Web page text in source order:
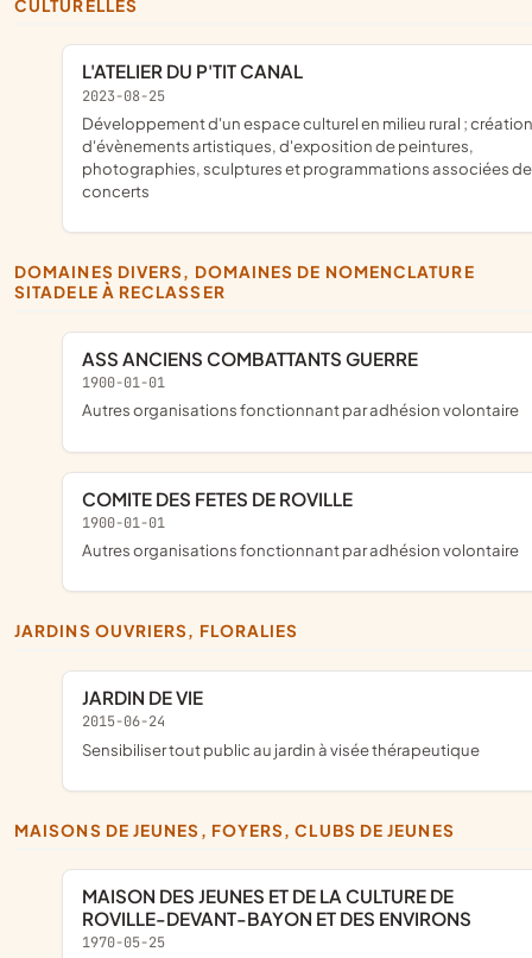
CULTURELLES
L'ATELIER DU P'TIT CANAL
2023-08-25
développement d'un espace culturel en milieu rural ; création
d'évènements artistiques, d'exposition de peintures,
photographies, sculptures et programmations associées de
concerts
DOMAINES DIVERS, DOMAINES DE NOMENCLATURE
SITADELE À RECLASSER
ASS ANCIENS COMBATTANTS GUERRE
1900-01-01
Autres organisations fonctionnant par adhésion volontaire
COMITE DES FETES DE ROVILLE
1900-01-01
Autres organisations fonctionnant par adhésion volontaire
JARDINS OUVRIERS, FLORALIES
JARDIN DE VIE
2015-06-24
sensibiliser tout public au jardin à visée thérapeutique
MAISONS DE JEUNES, FOYERS, CLUBS DE JEUNES
MAISON DES JEUNES ET DE LA CULTURE DE
ROVILLE-DEVANT-BAYON ET DES ENVIRONS
1970-05-25